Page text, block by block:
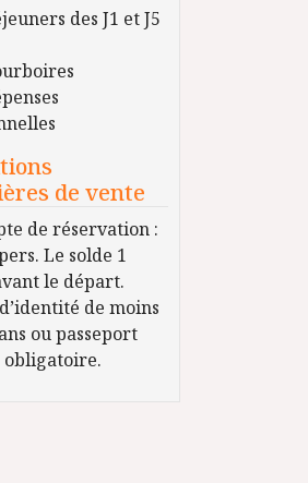
des J1 et J5
de vente
de réservation :
Le solde 1
le départ.
de moins
ou passeport